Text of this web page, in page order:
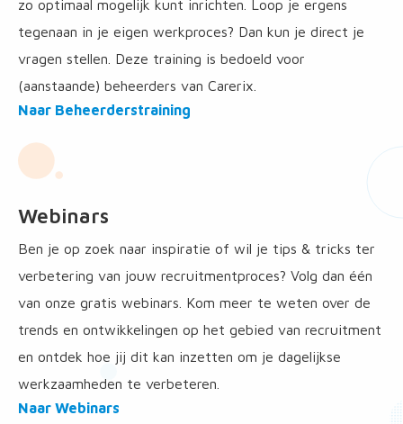
zo optimaal mogelijk kunt inrichten. Loop je ergens
tegenaan in je eigen werkproces? Dan kun je direct je
vragen stellen. Deze training is bedoeld voor
(aanstaande) beheerders van Carerix.
Naar Beheerderstraining
Webinars
Ben je op zoek naar inspiratie of wil je tips & tricks ter
verbetering van jouw recruitmentproces? Volg dan één
van onze gratis webinars. Kom meer te weten over de
trends en ontwikkelingen op het gebied van recruitment
en ontdek hoe jij dit kan inzetten om je dagelijkse
werkzaamheden te verbeteren.
Naar Webinars